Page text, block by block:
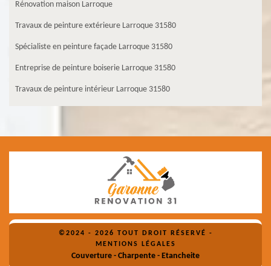
Rénovation maison Larroque
Travaux de peinture extérieure Larroque 31580
Spécialiste en peinture façade Larroque 31580
Entreprise de peinture boiserie Larroque 31580
Travaux de peinture intérieur Larroque 31580
©2024 - 2026 TOUT DROIT RÉSERVÉ -
MENTIONS LÉGALES
Couverture - Charpente - Etancheite